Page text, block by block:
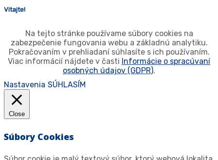
Vitajte!
Na tejto stránke používame súbory cookies na
zabezpečenie fungovania webu a základnú analytiku.
Pokračovaním v prehliadaní súhlasíte s ich používaním.
Viac informácií nájdete v časti Informácie o spracúvaní
osobných údajov (GDPR).
Nastavenia SÚHLASÍM
Close
Súbory Cookies